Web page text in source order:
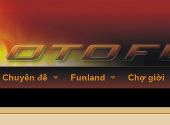
Chuyên đề Funland Chợ giời